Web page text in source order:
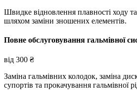
Швидке відновлення плавності ходу та
шляхом заміни зношених елементів.
Повне обслуговування гальмівної
від 300 ₴
Заміна гальмівних колодок, заміна
супортів та прокачування гальмівної